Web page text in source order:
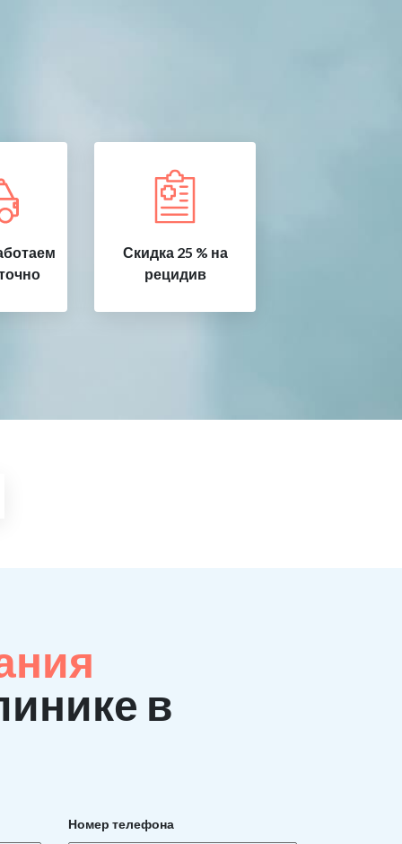
Скидка 25 % на
рецидив
в
Номер телефона